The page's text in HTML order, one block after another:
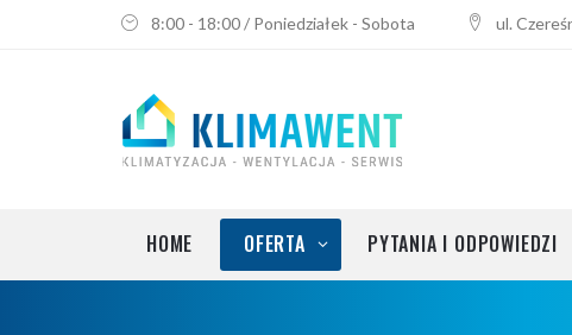
Klimatyzacja do mieszkania
Przegląd i odgrzybianie klimatyzacji
Wentylacja i rekuperacja
8:00 - 18:00 / Poniedziałek - Sobota ul.
HOME OFERTA PYTANIA I ODPOWIEDZI